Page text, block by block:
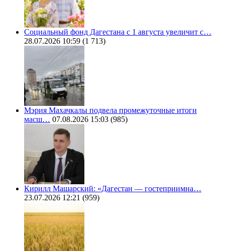
Социальный фонд Дагестана с 1 августа увеличит с…
28.07.2026 10:59 (1 713)
Мэрия Махачкалы подвела промежуточные итоги
масш… 07.08.2026 15:03 (985)
Кирилл Машарский: «Дагестан — гостеприимна…
23.07.2026 12:21 (959)